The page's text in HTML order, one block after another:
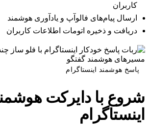
کاربران
ارسال پیام‌های فالوآپ و یادآوری هوشمند
دریافت و ذخیره اتومات اطلاعات کاربران
پاسخ هوشمند اینستاگرام
شروع بادایرکت
اینستاگرام